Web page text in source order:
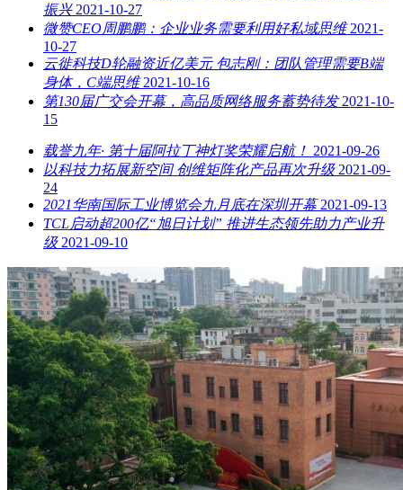
振兴 2021-10-27
微赞CEO周鹏鹏：企业业务需要利用好私域思维 2021-
10-27
云徙科技D轮融资近亿美元 包志刚：团队管理需要B端
身体，C端思维 2021-10-16
第130届广交会开幕，高品质网络服务蓄势待发 2021-10-
15
载誉九年· 第十届阿拉丁神灯奖荣耀启航！ 2021-09-26
以科技力拓展新空间 创维矩阵化产品再次升级 2021-09-
24
2021华南国际工业博览会九月底在深圳开幕 2021-09-13
TCL启动超200亿“旭日计划” 推进生态领先助力产业升
级 2021-09-10